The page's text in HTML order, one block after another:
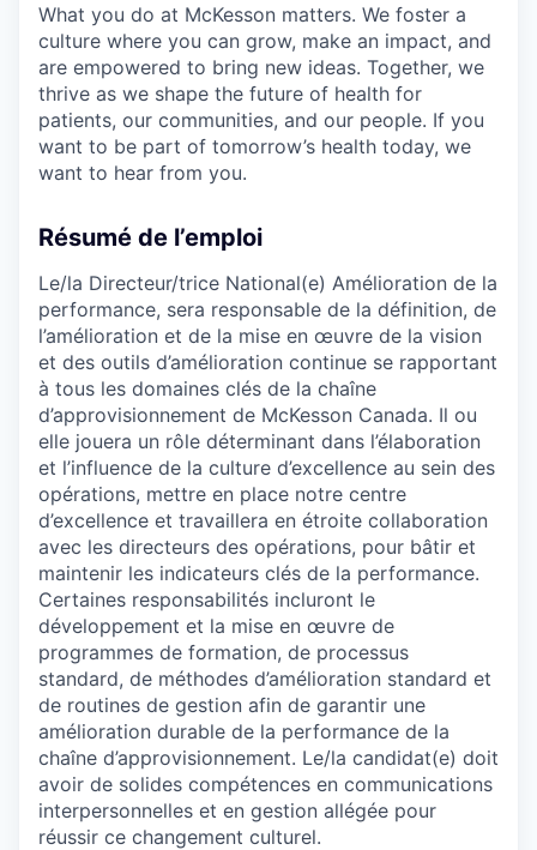
What you do at McKesson matters. We foster a
culture where you can grow, make an impact, and
are empowered to bring new ideas. Together, we
thrive as we shape the future of health for
patients, our communities, and our people. If you
want to be part of tomorrow’s health today, we
want to hear from you.
Résumé de l’emploi
Le/la Directeur/trice National(e) Amélioration de la
performance, sera responsable de la définition, de
l’amélioration et de la mise en œuvre de la vision
et des outils d’amélioration continue se rapportant
à tous les domaines clés de la chaîne
d’approvisionnement de McKesson Canada. Il ou
elle jouera un rôle déterminant dans l’élaboration
et l’influence de la culture d’excellence au sein des
opérations, mettre en place notre centre
d’excellence et travaillera en étroite collaboration
avec les directeurs des opérations, pour bâtir et
maintenir les indicateurs clés de la performance.
Certaines responsabilités incluront le
développement et la mise en œuvre de
programmes de formation, de processus
standard, de méthodes d’amélioration standard et
de routines de gestion afin de garantir une
amélioration durable de la performance de la
chaîne d’approvisionnement. Le/la candidat(e) doit
avoir de solides compétences en communications
interpersonnelles et en gestion allégée pour
réussir ce changement culturel.